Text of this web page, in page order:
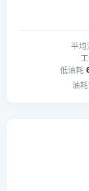
平均
低油耗
油